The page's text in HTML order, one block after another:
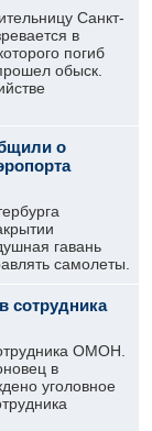
Санкт-
в
погиб
обыск.
о
гавань
самолеты.
сотрудника
ОМОН.
в
уголовное